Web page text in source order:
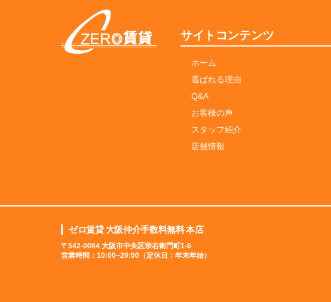
サイトコンテンツ
ホーム
選ばれる理由
Q&A
お客様の声
スタッフ紹介
店舗情報
ゼロ賃貸 大阪仲介手数料無料 本店
〒542-0084 大阪市中央区宗右衛門町1-6
営業時間：10:00~20:00（定休日：年末年始）